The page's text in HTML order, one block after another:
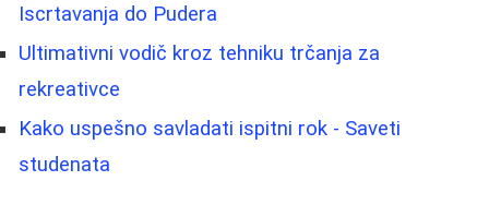
Iscrtavanja do Pudera
Ultimativni vodič kroz tehniku trčanja za
rekreativce
Kako uspešno savladati ispitni rok - Saveti
studenata